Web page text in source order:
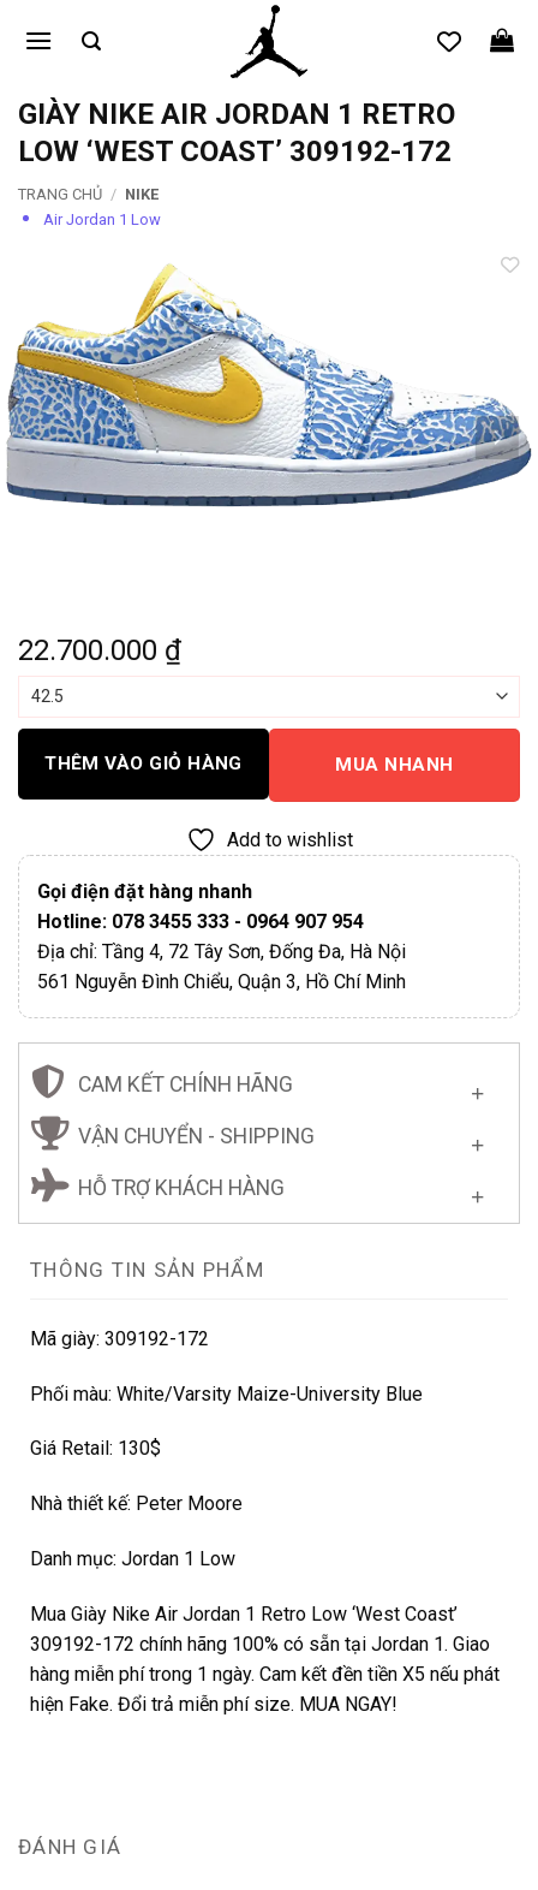
qua
dungGIÀY NIKE AIR JORDAN 1 RETRO
LOW ‘WEST COAST’ 309192-172
TRANG CHỦ / NIKE
Air Jordan 1 Low
22.700.000 ₫
THÊM VÀO GIỎ HÀNG MUA NHANH
Add to wishlist
Gọi điện đặt hàng nhanh
Hotline: 078 3455 333 - 0964 907 954
Địa chỉ: Tầng 4, 72 Tây Sơn, Đống Đa, Hà Nội
561 Nguyễn Đình Chiểu, Quận 3, Hồ Chí Minh
CAM KẾT CHÍNH HÃNG
VẬN CHUYỂN - SHIPPING
HỖ TRỢ KHÁCH HÀNG
THÔNG TIN SẢN PHẨM
Mã giày: 309192-172
Phối màu: White/Varsity Maize-University Blue
Giá Retail: 130$
Nhà thiết kế: Peter Moore
Danh mục: Jordan 1 Low
Mua Giày Nike Air Jordan 1 Retro Low ‘West Coast’
309192-172 chính hãng 100% có sẵn tại Jordan 1. Giao
hàng miễn phí trong 1 ngày. Cam kết đền tiền X5 nếu phát
hiện Fake. Đổi trả miễn phí size. MUA NGAY!
ĐÁNH GIÁ